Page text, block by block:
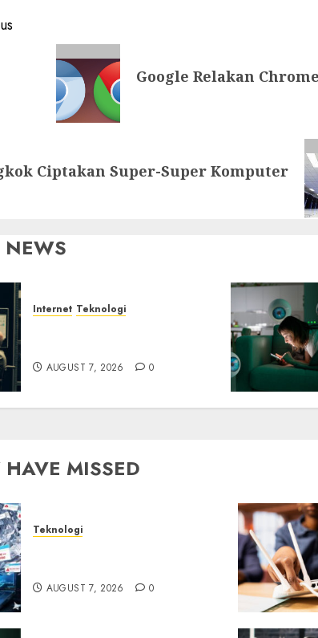
Google Relakan
Ciptakan Super-Super Komputer
NEWS
Internet Teknologi
AUGUST 7, 2026 0
MISSED
Teknologi
AUGUST 7, 2026 0